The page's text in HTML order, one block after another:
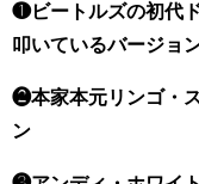
❶ビートルズの初代
叩いているバージョ
❷本家本元リンゴ・
ン